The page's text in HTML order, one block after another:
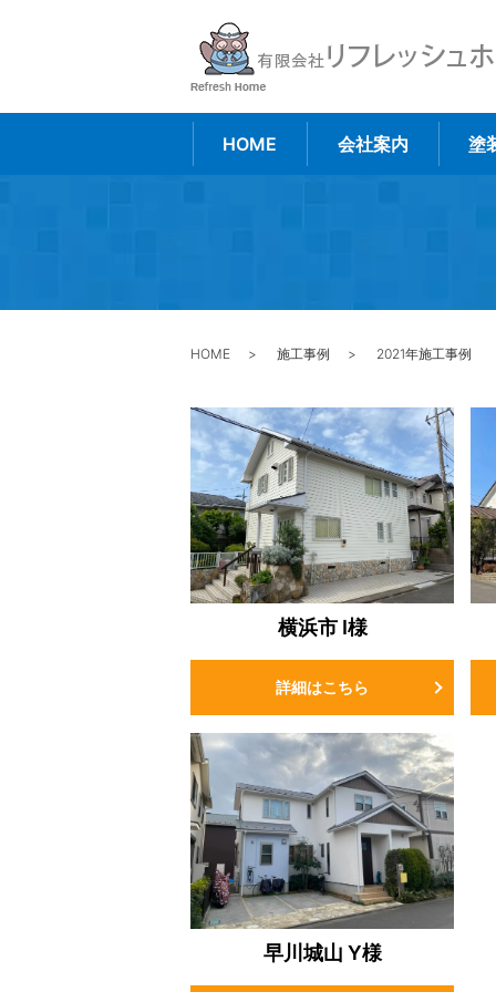
HOME 会社案内 塗
HOME 施工事例 2021年施工事例
横浜市 I様
詳細はこちら
早川城山 Y様